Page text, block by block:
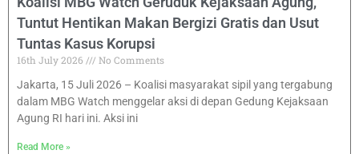
Tuntut Hentikan Makan Bergizi Gratis dan Usut
Tuntas Kasus Korupsi
16th July 2026
No Comments
Jakarta, 15 Juli 2026 – Koalisi masyarakat sipil yang tergabung
dalam MBG Watch menggelar aksi di depan Gedung Kejaksaan
Agung RI hari ini. Aksi ini
Read More »